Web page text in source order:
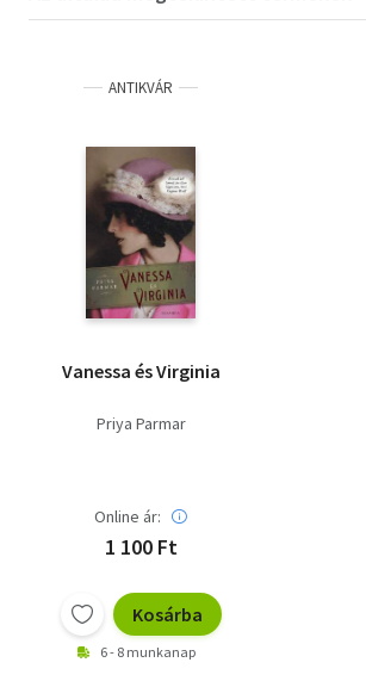
ANTIKVÁR
Vanessa és Virginia
Priya Parmar
Online ár:
1 100 Ft
Kosárba
6 - 8 munkanap